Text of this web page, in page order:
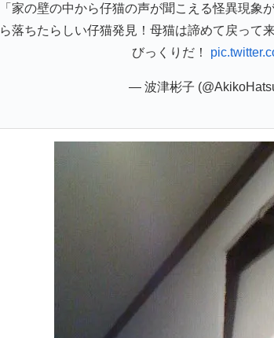
「家の壁の中から仔猫の声が聞こえる怪異現象
ら落ちたらしい仔猫発見！母猫は諦めて戻って
びっくりだ！
— 波津彬子